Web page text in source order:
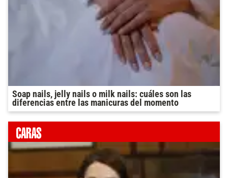
Soap nails, jelly nails o milk nails: cuáles son las
diferencias entre las manicuras del momento